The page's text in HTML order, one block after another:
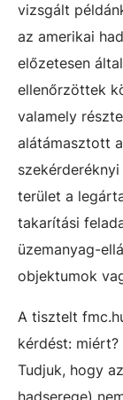
vizsgált
az amerikai
előzetesen
ellenőrzöttek
valamely
alátámasztott
terület a
takarítási
üzemanyag-
objektumok
A tisztelt
kérdést:
Tudjuk, hogy
hadserege)